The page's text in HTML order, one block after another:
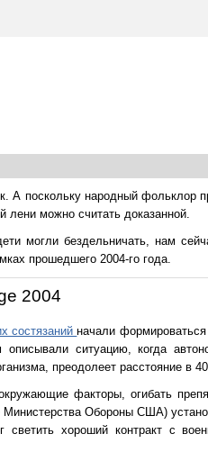
А поскольку народный фольклор
лени можно считать доказанной.
могли бездельничать, нам
прошедшего 2004-го года.
2004
состязанийначали
описывали ситуацию, когда
преодолеет расстояние в
факторы, огибать
Обороны США)
светить хороший контракт с